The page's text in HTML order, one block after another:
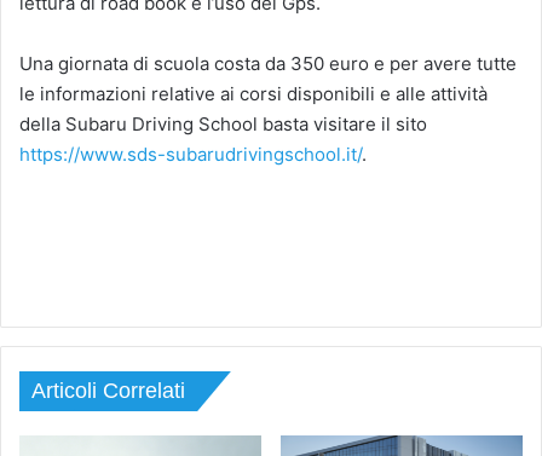
Una giornata di scuola costa da 350 euro e per avere tutte
le informazioni relative ai corsi disponibili e alle attività
della Subaru Driving School basta visitare il sito
https://www.sds-subarudrivingschool.it/.
Articoli Correlati